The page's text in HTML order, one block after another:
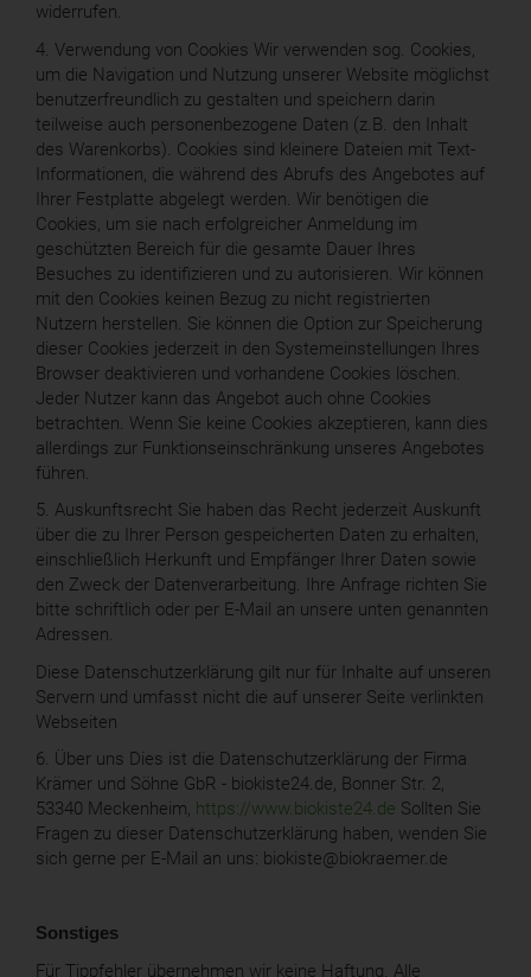
widerrufen.
4. Verwendung von Cookies Wir verwenden sog. Cookies,
um die Navigation und Nutzung unserer Website möglichst
benutzerfreundlich zu gestalten und speichern darin
teilweise auch personenbezogene Daten (z.B. den Inhalt
des Warenkorbs). Cookies sind kleinere Dateien mit Text-
Informationen, die während des Abrufs des Angebotes auf
Ihrer Festplatte abgelegt werden. Wir benötigen die
Cookies, um sie nach erfolgreicher Anmeldung im
geschützten Bereich für die gesamte Dauer Ihres
Besuches zu identifizieren und zu autorisieren. Wir können
mit den Cookies keinen Bezug zu nicht registrierten
Nutzern herstellen. Sie können die Option zur Speicherung
dieser Cookies jederzeit in den Systemeinstellungen Ihres
Browser deaktivieren und vorhandene Cookies löschen.
Jeder Nutzer kann das Angebot auch ohne Cookies
betrachten. Wenn Sie keine Cookies akzeptieren, kann dies
allerdings zur Funktionseinschränkung unseres Angebotes
führen.
5. Auskunftsrecht Sie haben das Recht jederzeit Auskunft
über die zu Ihrer Person gespeicherten Daten zu erhalten,
einschließlich Herkunft und Empfänger Ihrer Daten sowie
den Zweck der Datenverarbeitung. Ihre Anfrage richten Sie
bitte schriftlich oder per E-Mail an unsere unten genannten
Adressen.
Diese Datenschutzerklärung gilt nur für Inhalte auf unseren
Servern und umfasst nicht die auf unserer Seite verlinkten
Webseiten
6. Über uns Dies ist die Datenschutzerklärung der Firma
Krämer und Söhne GbR - biokiste24.de, Bonner Str. 2,
53340 Meckenheim, https://www.biokiste24.de Sollten Sie
Fragen zu dieser Datenschutzerklärung haben, wenden Sie
sich gerne per E-Mail an uns: biokiste@biokraemer.de
Sonstiges
Für Tippfehler übernehmen wir keine Haftung. Alle